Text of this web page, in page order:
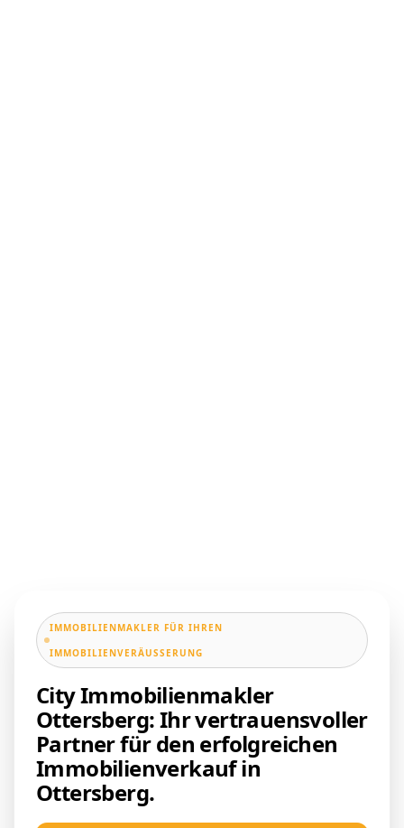
IMMOBILIENMAKLER FÜR IHREN
IMMOBILIENVERÄUSSERUNG
City Immobilienmakler
Ottersberg: Ihr vertrauensvoller
Partner für den erfolgreichen
Immobilienverkauf in
Ottersberg.